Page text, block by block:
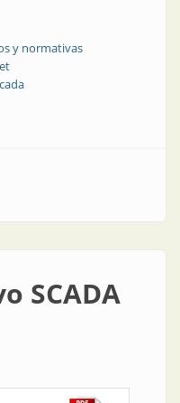
y normativas
| Nuevo SCADA: más
SCADA